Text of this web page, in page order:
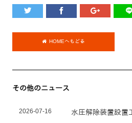
HOMEへもどる
その他のニュース
2026-07-16 水圧解除装置設置